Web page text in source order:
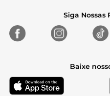
Siga Nossas
Baixe